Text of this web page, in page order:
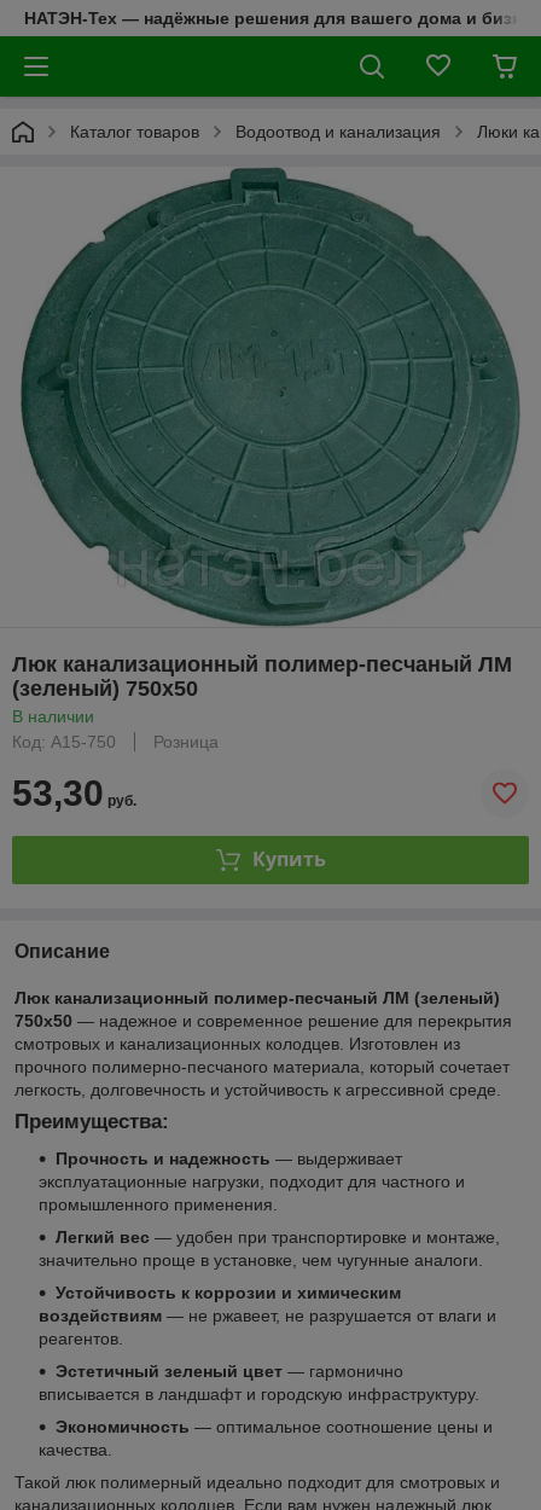
НАТЭН-Тех — надёжные решения для вашего дома и
Каталог товаров Водоотвод и канализация Люки
Люк канализационный полимер-песчаный ЛМ
(зеленый) 750х50
В наличии
Код: А15-750
Розница
53,30 руб.
Купить
Описание
Люк канализационный полимер-песчаный ЛМ (зеленый)
750х50 — надежное и современное решение для перекрытия
смотровых и канализационных колодцев. Изготовлен из
прочного полимерно-песчаного материала, который сочетает
легкость, долговечность и устойчивость к агрессивной среде.
Преимущества:
Прочность и надежность — выдерживает
эксплуатационные нагрузки, подходит для частного и
промышленного применения.
Легкий вес — удобен при транспортировке и монтаже,
значительно проще в установке, чем чугунные аналоги.
Устойчивость к коррозии и химическим
воздействиям — не ржавеет, не разрушается от влаги и
реагентов.
Эстетичный зеленый цвет — гармонично
вписывается в ландшафт и городскую инфраструктуру.
Экономичность — оптимальное соотношение цены и
качества.
Такой люк полимерный идеально подходит для смотровых и
канализационных колодцев. Если вам нужен надежный люк